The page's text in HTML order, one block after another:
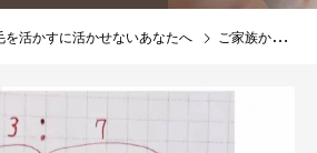
活かすに活かせないあなたへ ご家族からも好評とのことで、お客様から嬉しいメッセージいただきました！